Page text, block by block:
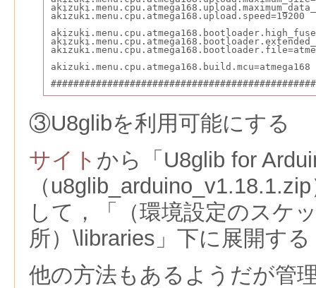
akizuki.menu.cpu.atmega168.upload.speed=19200
akizuki.menu.cpu.atmega168.build.mcu=atmega168
③U8glibを利用可能にする
サイト から「U8glib for
（
して，「（環境設定のスケ
所）\libraries」下に展開する
他の方法もあるようだが管